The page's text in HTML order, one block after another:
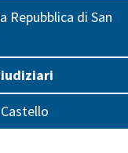
Repubblica di San